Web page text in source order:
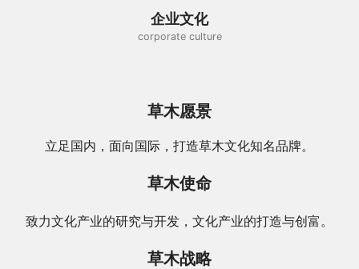
企业文化
corporate culture
草木愿景
立足国内，面向国际，打造草木文化知名品牌。
草木使命
致力文化产业的研究与开发，文化产业的打造与创富。
草木战略